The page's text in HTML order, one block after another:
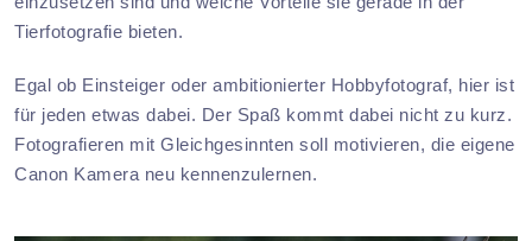
Tierfotografie bieten.
Egal ob Einsteiger oder ambitionierter Hobbyfotograf, hier ist
für jeden etwas dabei. Der Spaß kommt dabei nicht zu kurz.
Fotografieren mit Gleichgesinnten soll motivieren, die eigene
Canon Kamera neu kennenzulernen.